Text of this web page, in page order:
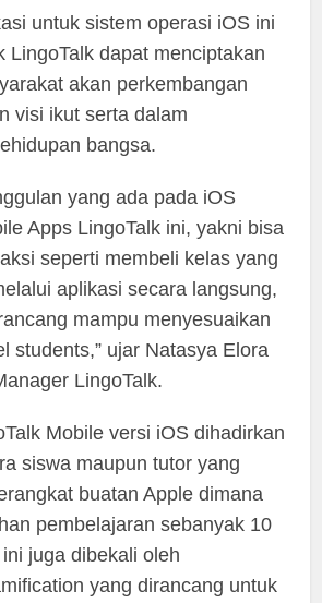
untuk sistem operasi iOS ini
LingoTalk dapat menciptakan
akan perkembangan
visi ikut serta dalam
bangsa.
yang ada pada iOS
Apps LingoTalk ini, yakni bisa
seperti membeli kelas yang
aplikasi secara langsung,
mampu menyesuaikan
students,” ujar Natasya Elora
LingoTalk.
Mobile versi iOS dihadirkan
siswa maupun tutor yang
buatan Apple dimana
pembelajaran sebanyak 10
juga dibekali oleh
yang dirancang untuk